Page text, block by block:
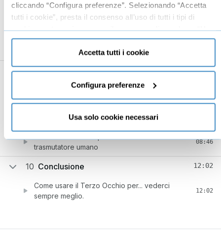
cliccando “Configura preferenze”. Selezionando “Accetta
tutti i cookie”, presta il consenso all’uso di tutti i tipi di
cookie mentre può revocare il consenso cliccando su “Usa
solo cookie necessari” e saranno attivati i soli cookie
tecnici necessari al corretto funzionamento del sito.
Accetta tutti i cookie
Configura preferenze
Usa solo cookie necessari
Come proteggersi dall’inquinamento energetico:
consigli pratici e allineamento
Meditazione guidata: “schermatura e
allineamento del campo energetico”
9 Vivere con 3 occhi bene aperti 41:16
Attivare il Terzo Occhio mentre cammini ad occhi
aperti: la “camminata di potere”
Meditazione guidata: “camminata di potere”
trasmutatore umano
08:46
10 Conclusione 12:02
Come usare il Terzo Occhio per... vederci
sempre meglio.
12:02